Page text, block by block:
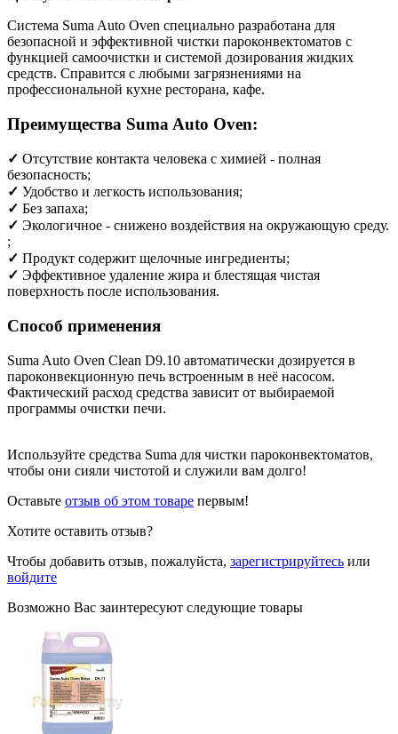
Система Suma Auto Oven специально разработана для
безопасной и эффективной чистки пароконвектоматов с
функцией самоочистки и системой дозирования жидких
средств. Справится с любыми загрязнениями на
профессиональной кухне ресторана, кафе.
Преимущества Suma Auto Oven:
✓ Отсутствие контакта человека с химией - полная
безопасность;
✓ Удобство и легкость использования;
✓ Без запаха;
✓ Экологичное - снижено воздействия на окружающую среду.
;
✓ Продукт содержит щелочные ингредиенты;
✓ Эффективное удаление жира и блестящая чистая
поверхность после использования.
Способ применения
Suma Auto Oven Clean D9.10 автоматически дозируется в
пароконвекционную печь встроенным в неё насосом.
Фактический расход средства зависит от выбираемой
программы очистки печи.
Используйте средства Suma для чистки пароконвектоматов,
чтобы они сияли чистотой и служили вам долго!
Оставьте отзыв об этом товаре первым!
Хотите оставить отзыв?
Чтобы добавить отзыв, пожалуйста, зарегистрируйтесь или
войдите
Возможно Вас заинтересуют следующие товары